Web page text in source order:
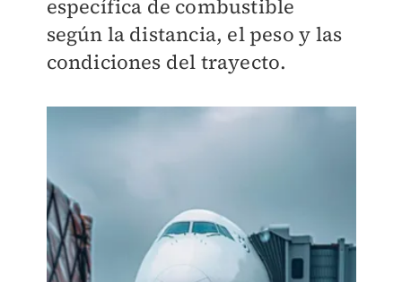
específica de combustible
según la distancia, el peso y las
condiciones del trayecto.